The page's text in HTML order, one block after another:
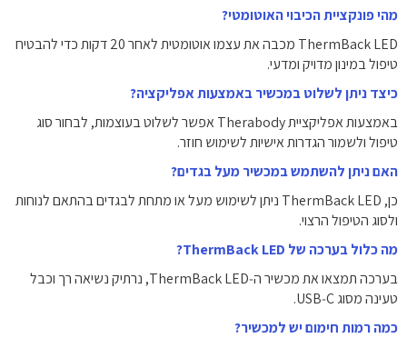
מהי פונקציית הכיבוי האוטומטי?
ThermBack LED מכבה את עצמו אוטומטית לאחר 20 דקות כדי להבטיח
טיפול במינון מדויק ומדעי.
כיצד ניתן לשלוט במכשיר באמצעות אפליקציה?
באמצעות אפליקציית Therabody אפשר לשלוט בעוצמות, לבחור סוג
טיפול ולשמור הגדרות אישיות לשימוש חוזר.
האם ניתן להשתמש במכשיר מעל בגדים?
כן, ThermBack LED ניתן לשימוש מעל או מתחת לבגדים בהתאם לנוחות
ולסוג הטיפול הרצוי.
מה כלול בערכה של ThermBack LED?
בערכה תמצאו את מכשיר ה‑ThermBack LED, נרתיק נשיאה רך וכבל
טעינה מסוג USB‑C.
כמה רמות חימום יש למכשיר?